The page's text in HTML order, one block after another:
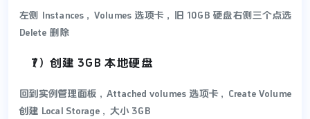
左侧 Instances，Volumes 选项卡，旧 10GB 硬盘右侧三个点选
Delete 删除
（7）创建 3GB 本地硬盘
回到实例管理面板，Attached volumes 选项卡，Create Volume
创建 Local Storage，大小 3GB